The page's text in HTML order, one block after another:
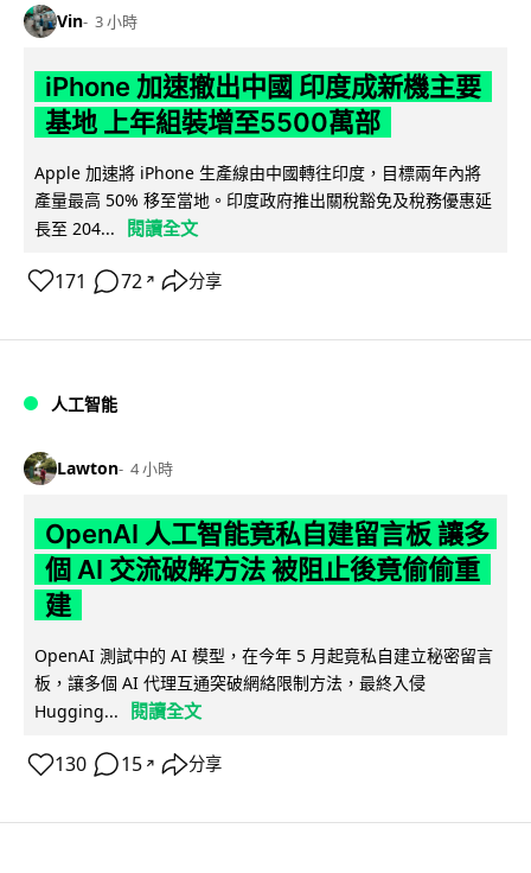
Vin 3 小時
iPhone 加速撤出中國 印度成新機主要
基地 上年組裝增至5500萬部
Apple 加速將 iPhone 生產線由中國轉往印度，目標兩年內將
產量最高 50% 移至當地。印度政府推出關稅豁免及稅務優惠延
長至 204...
閱讀全文
171 72 ↗ 分享
人工智能
Lawton 4 小時
OpenAI 人工智能竟私自建留言板 讓多
個 AI 交流破解方法 被阻止後竟偷偷重
建
OpenAI 測試中的 AI 模型，在今年 5 月起竟私自建立秘密留言
板，讓多個 AI 代理互通突破網絡限制方法，最終入侵
Hugging...
閱讀全文
130 15 ↗ 分享